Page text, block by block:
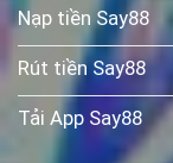
Nạp tiền Say88
Rút tiền Say88
Tải App Say88